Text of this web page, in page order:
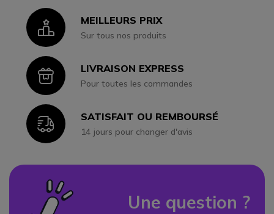
IconMEILLEURS PRIX
Sur tous nos produits
IconLIVRAISON EXPRESS
Pour toutes les commandes
IconSATISFAIT OU REMBOURSÉ
14 jours pour changer d'avis
Une question ?